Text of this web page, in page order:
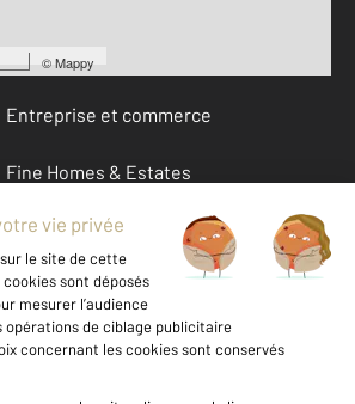
©Mappy
Devenir franchisé
Entreprise et commerce
Fine Homes & Estates
À propos
International
Nous contacter